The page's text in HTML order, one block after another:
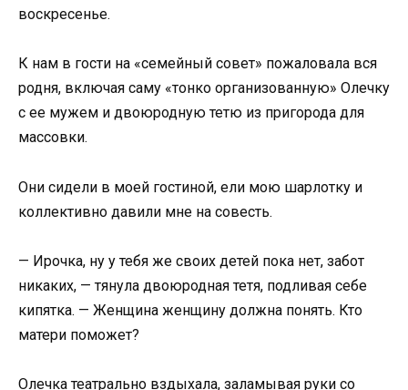
воскресенье.
К нам в гости на «семейный совет» пожаловала вся
родня, включая саму «тонко организованную» Олечку
с ее мужем и двоюродную тетю из пригорода для
массовки.
Они сидели в моей гостиной, ели мою шарлотку и
коллективно давили мне на совесть.
— Ирочка, ну у тебя же своих детей пока нет, забот
никаких, — тянула двоюродная тетя, подливая себе
кипятка. — Женщина женщину должна понять. Кто
матери поможет?
Олечка театрально вздыхала, заламывая руки со